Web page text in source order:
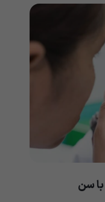
سن